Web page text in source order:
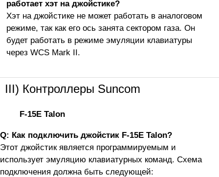
работает хэт на джойстике?
Хэт на джойстике не может работать в аналоговом
режиме, так как его ось занята сектором газа. Он
будет работать в режиме эмуляции клавиатуры
через WCS Mark II.
III) Контроллеры Suncom
F-15E Talon
Q: Как подключить джойстик F-15E Talon?
Этот джойстик является программируемым и
использует эмуляцию клавиатурных команд. Схема
подключения должна быть следующей: